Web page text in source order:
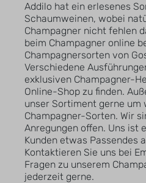
Addilo hat ein erlesenes
Schaumweinen, wobei
Champagner nicht fehlen
beim Champagner online
Champagnersorten von
Verschiedene
exklusiven Champagner-
Online-Shop zu finden.
unser Sortiment gerne um
Champagner-Sorten. Wir
Anregungen offen. Uns ist
Kunden etwas Passendes
Kontaktieren Sie uns bei
Fragen zu unserem
jederzeit gerne.